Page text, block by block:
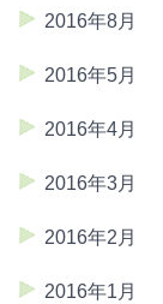
2016年8月
2016年5月
2016年4月
2016年3月
2016年2月
2016年1月